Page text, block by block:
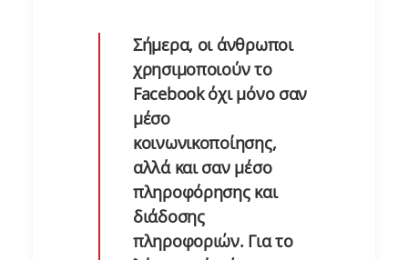
Σήμερα, οι άνθρωποι
χρησιμοποιούν το
Facebook όχι μόνο σαν
μέσο
κοινωνικοποίησης,
αλλά και σαν μέσο
πληροφόρησης και
διάδοσης
πληροφοριών. Για το